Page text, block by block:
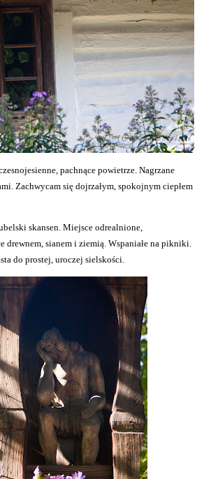
pachnące powietrze. Nagrzane
Zachwycam się dojrzałym, spokojnym ciepłem
skansen. Miejsce odrealnione,
drewnem, sianem i ziemią. Wspaniałe na pikniki.
do prostej, uroczej sielskości.